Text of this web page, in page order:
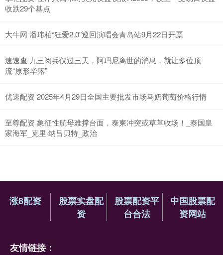
收跌29个基点
大牛网 潘玮柏“狂爱2.0”巡回演唱会青岛站9月22日开票
速速查 九三阅兵仅过三天，阿玛尼离世的消息，就让多位顶
流“原形毕露”
优速配资 2025年4月29日全国主要批发市场马奶葡萄价格行情
至尊配资 象征性航母难撑台面，泰柬冲突或草草收场！_泰国皇
家海军_克里·纳吕贝特_政治
涨8配资
股票实盘配
资
股票配资平
台合法
中国股票配
资网站
友情链接：